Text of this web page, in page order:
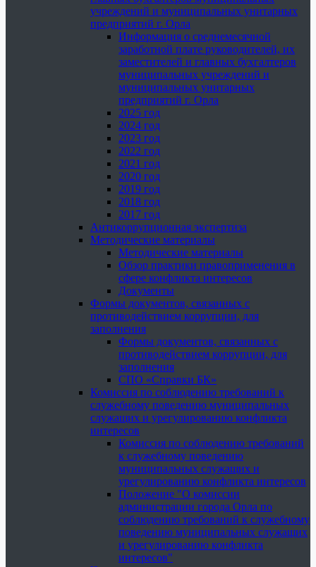
учреждений и муниципальных унитарных
предприятий г. Орла
Информация о среднемесячной
заработной плате руководителей, их
заместителей и главных бухгалтеров
муниципальных учреждений и
муниципальных унитарных
предприятий г. Орла
2025 год
2024 год
2023 год
2022 год
2021 год
2020 год
2019 год
2018 год
2017 год
Антикоррупционная экспертиза
Методические материалы
Методические материалы
Обзор практики правоприменения в
сфере конфликта интересов
Документы
Формы документов, связанных с
противодействием коррупции, для
заполнения
Формы документов, связанных с
противодействием коррупции, для
заполнения
СПО «Справки БК»
Комиссия по соблюдению требований к
служебному поведению муниципальных
служащих и урегулированию конфликта
интересов
Комиссия по соблюдению требований
к служебному поведению
муниципальных служащих и
урегулированию конфликта интересов
Положение "О комиссии
администрации города Орла по
соблюдению требований к служебному
поведению муниципальных служащих
и урегулированию конфликта
интересов"